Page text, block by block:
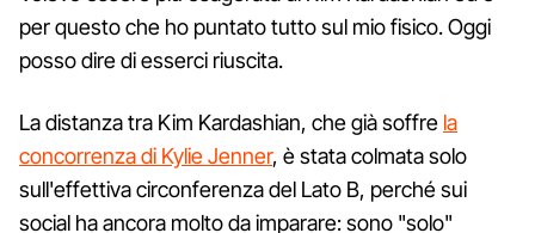
per questo che ho puntato tutto sul mio fisico. Oggi
posso dire di esserci riuscita.
La distanza tra Kim Kardashian, che già soffre la
concorrenza di Kylie Jenner, è stata colmata solo
sull'effettiva circonferenza del Lato B, perché sui
social ha ancora molto da imparare: sono "solo"